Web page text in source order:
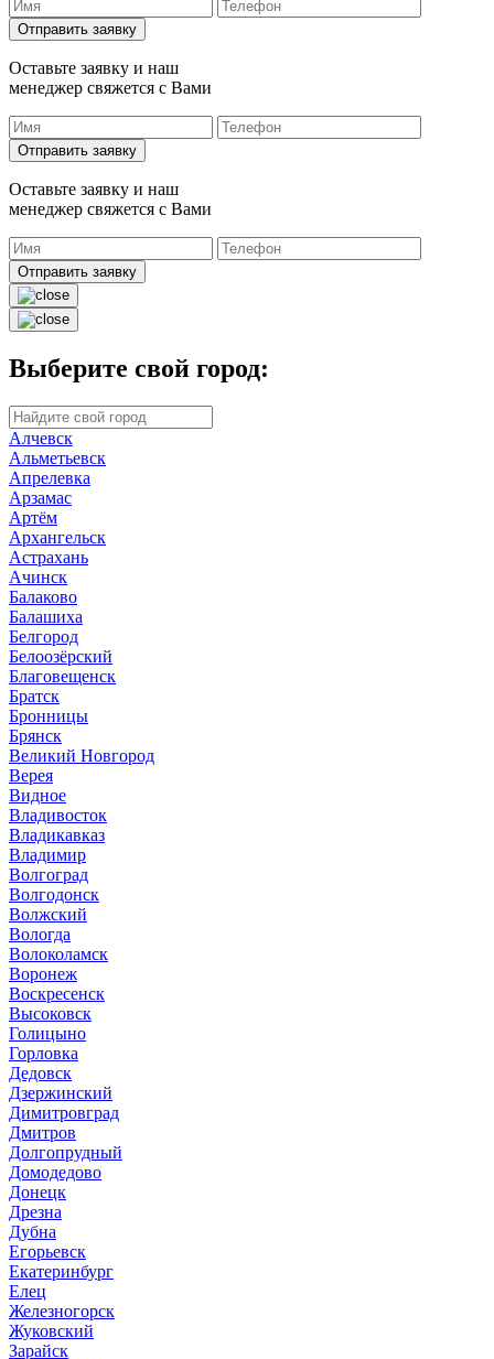
Отправить заявку
Оставьте заявку и наш
менеджер свяжется с Вами
Отправить заявку
Оставьте заявку и наш
менеджер свяжется с Вами
Отправить заявку
Выберите свой город:
Алчевск
Альметьевск
Апрелевка
Арзамас
Артём
Архангельск
Астрахань
Ачинск
Балаково
Балашиха
Белгород
Белоозёрский
Благовещенск
Братск
Бронницы
Брянск
Великий Новгород
Верея
Видное
Владивосток
Владикавказ
Владимир
Волгоград
Волгодонск
Волжский
Вологда
Волоколамск
Воронеж
Воскресенск
Высоковск
Голицыно
Горловка
Дедовск
Дзержинский
Димитровград
Дмитров
Долгопрудный
Домодедово
Донецк
Дрезна
Дубна
Егорьевск
Екатеринбург
Елец
Железногорск
Жуковский
Зарайск